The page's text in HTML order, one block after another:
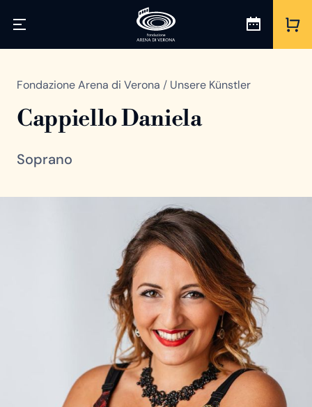
Fondazione Arena di Verona / Unsere Künstler
Cappiello Daniela
Soprano